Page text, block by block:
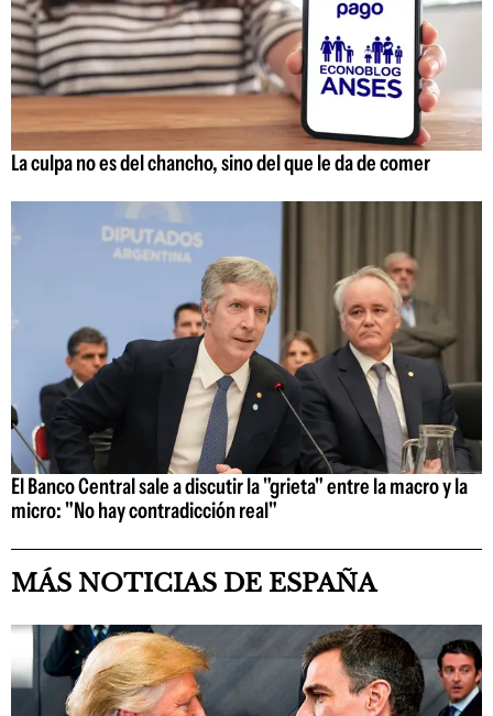
La culpa no es del chancho, sino del que le da de comer
El Banco Central sale a discutir la "grieta" entre la macro y la
micro: "No hay contradicción real"
MÁS NOTICIAS DE ESPAÑA